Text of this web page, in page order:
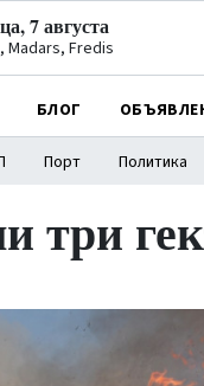
7 августа
Madars, Fredis
БЛОГ
Порт Политика
три